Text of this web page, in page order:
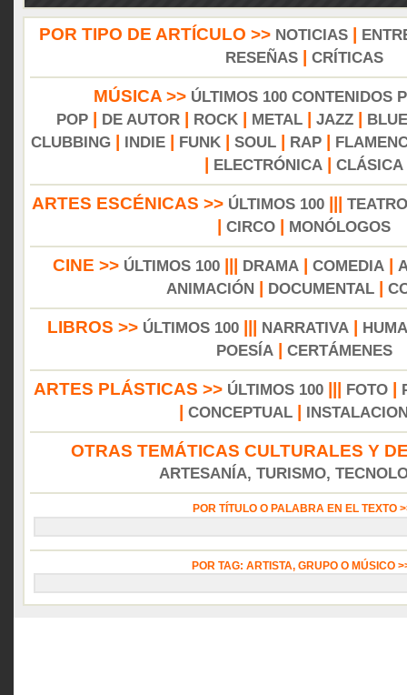
POR TIPO DE ARTÍCULO >> NOTICIAS|
RESEÑAS| CRÍTICAS
MÚSICA >> ÚLTIMOS 100 CONTENIDOS
POP
DE AUTOR ROCK METAL JAZZ
CLUBBING
INDIE FUNK SOUL RAP
ELECTRÓNICA CLÁSICA
ARTES ESCÉNICAS >> ÚLTIMOS 100||| TEATRO
CIRCO MONÓLOGOS
CINE >> ÚLTIMOS 100 DRAMA COMEDIA
ANIMACIÓN
DOCUMENTAL|
LIBROS >> ÚLTIMOS 100 NARRATIVA
POESÍA| CERTÁMENES
ARTES PLÁSTICAS >> ÚLTIMOS 100 FOTO
CONCEPTUAL
OTRAS TEMÁTICAS CULTURALES Y
ARTESANÍA, TURISMO,
POR TÍTULO O PALABRA EN EL TEXTO
POR TAG: ARTISTA, GRUPO O MÚSICO